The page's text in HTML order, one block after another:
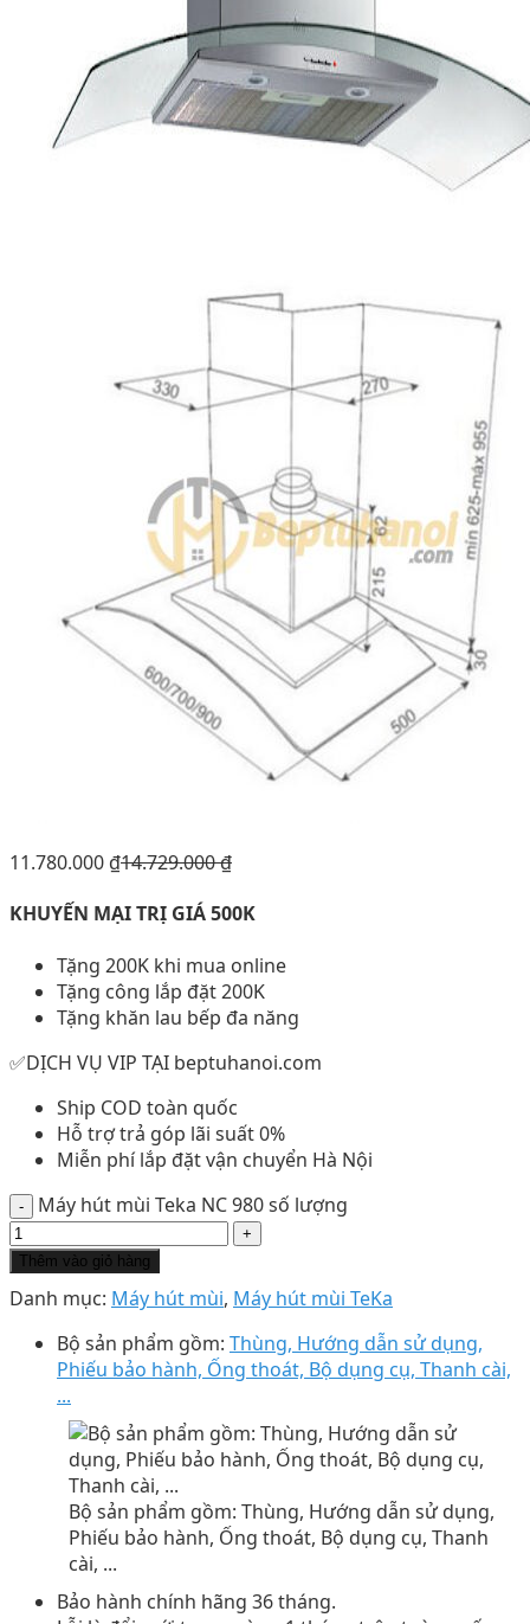
11.780.000 ₫14.729.000₫
KHUYẾN MẠI TRỊ GIÁ 500K
Tặng 200K khi mua online
Tặng công lắp đặt 200K
Tặng khăn lau bếp đa năng
✅DỊCH VỤ VIP TẠI beptuhanoi.com
Ship COD toàn quốc
Hỗ trợ trả góp lãi suất 0%
Miễn phí lắp đặt vận chuyển Hà Nội
Máy hút mùi Teka NC 980 số lượng
Thêm vào giỏ hàng
Danh mục: Máy hút mùi, Máy hút mùi TeKa
Bộ sản phẩm gồm: Thùng, Hướng dẫn sử dụng,
Phiếu bảo hành, Ống thoát, Bộ dụng cụ, Thanh cài,
...
Bộ sản phẩm gồm: Thùng, Hướng dẫn sử dụng,
Phiếu bảo hành, Ống thoát, Bộ dụng cụ, Thanh
cài, ...
Bảo hành chính hãng 36 tháng.